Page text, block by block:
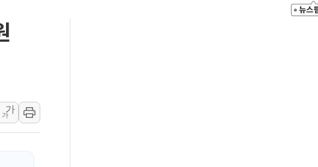
...美 고용 쇼크에 반도체주 '활짝'
리 인상 우려 후퇴…나스닥 선물 1%대 상승
미군 실종자 7359명 끝까지 찾겠다"
리 워시엔 톤 낮춰
가
가